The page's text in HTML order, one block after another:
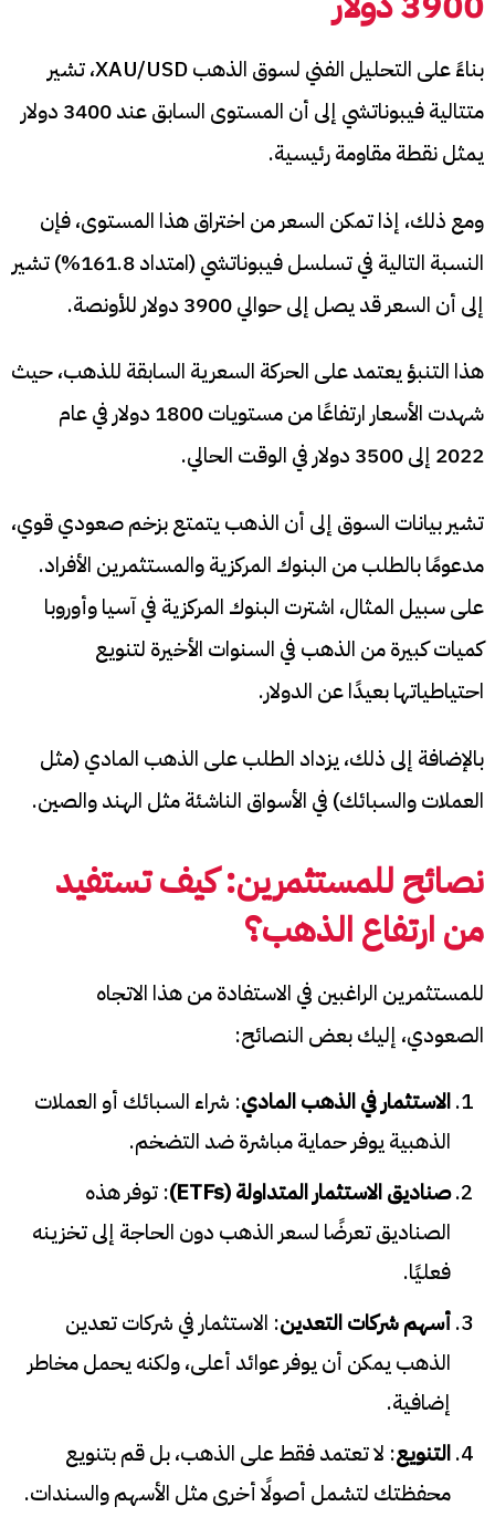
بناءً على التحليل الفني لسوق الذهب XAU/USD، تشير
متتالية فيبوناتشي إلى أن المستوى السابق عند 3400 دولار
يمثل نقطة مقاومة رئيسية.
ومع ذلك، إذا تمكن السعر من اختراق هذا المستوى، فإن
النسبة التالية في تسلسل فيبوناتشي (امتداد 161.8%) تشير
إلى أن السعر قد يصل إلى حوالي 3900 دولار للأونصة.
هذا التنبؤ يعتمد على الحركة السعرية السابقة للذهب، حيث
شهدت الأسعار ارتفاعًا من مستويات 1800 دولار في عام
2022 إلى 3500 دولار في الوقت الحالي.
تشير بيانات السوق إلى أن الذهب يتمتع بزخم صعودي قوي،
مدعومًا بالطلب من البنوك المركزية والمستثمرين الأفراد.
على سبيل المثال، اشترت البنوك المركزية في آسيا وأوروبا
كميات كبيرة من الذهب في السنوات الأخيرة لتنويع
احتياطياتها بعيدًا عن الدولار.
بالإضافة إلى ذلك، يزداد الطلب على الذهب المادي (مثل
العملات والسبائك) في الأسواق الناشئة مثل الهند والصين.
نصائح للمستثمرين: كيف تستفيد
من ارتفاع الذهب؟
للمستثمرين الراغبين في الاستفادة من هذا الاتجاه
الصعودي، إليك بعض النصائح:
الاستثمار في الذهب المادي: شراء السبائك أو العملات
الذهبية يوفر حماية مباشرة ضد التضخم.
صناديق الاستثمار المتداولة (ETFs
): توفر هذه
الصناديق تعرضًا لسعر الذهب دون الحاجة إلى تخزينه
فعليًا.
أسهم شركات التعدين: الاستثمار في شركات تعدين
الذهب يمكن أن يوفر عوائد أعلى، ولكنه يحمل مخاطر
إضافية.
التنويع: لا تعتمد فقط على الذهب، بل قم بتنويع
محفظتك لتشمل أصولًا أخرى مثل الأسهم والسندات.